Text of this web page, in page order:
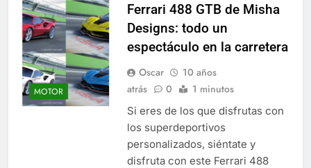
MOTOR
Ferrari 488 GTB de Misha
Designs: todo un
espectáculo en la carretera
Oscar
10 años
atrás
0 1 minutos
Si eres de los que disfrutas con
los superdeportivos
personalizados, siéntate y
disfruta con este Ferrari 488